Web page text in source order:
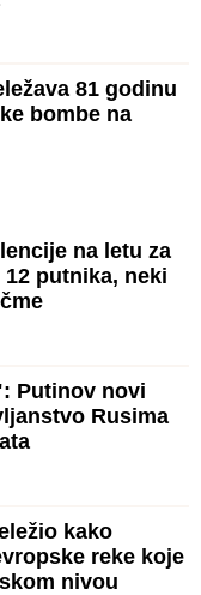
81 godinu
bombe na
na letu za
putnika, neki
Putinov novi
Rusima
kako
reke koje
nivou